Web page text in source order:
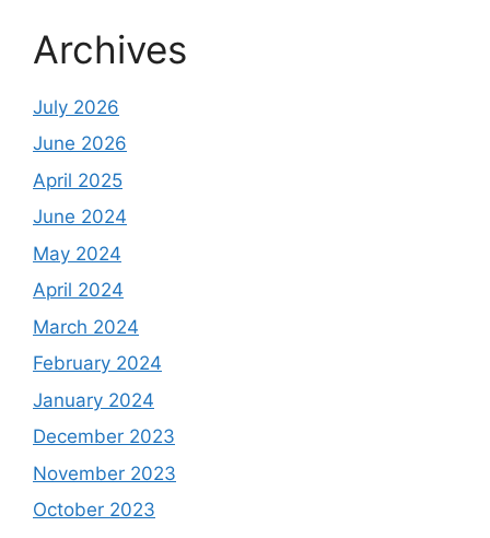
Archives
July 2026
June 2026
April 2025
June 2024
May 2024
April 2024
March 2024
February 2024
January 2024
December 2023
November 2023
October 2023